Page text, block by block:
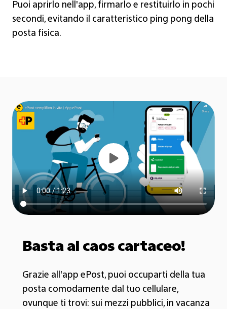
Puoi aprirlo nell'app, firmarlo e restituirlo in pochi
secondi, evitando il caratteristico ping pong della
posta fisica.
Basta al caos cartaceo!
Grazie all'app ePost, puoi occuparti della tua
posta comodamente dal tuo cellulare,
ovunque ti trovi: sui mezzi pubblici, in vacanza